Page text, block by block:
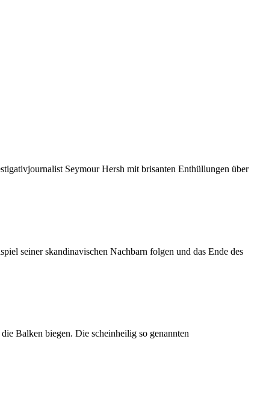
Seymour Hersh mit brisanten Enthüllungen über
seiner skandinavischen Nachbarn folgen und das Ende des
Balken biegen. Die scheinheilig so genannten